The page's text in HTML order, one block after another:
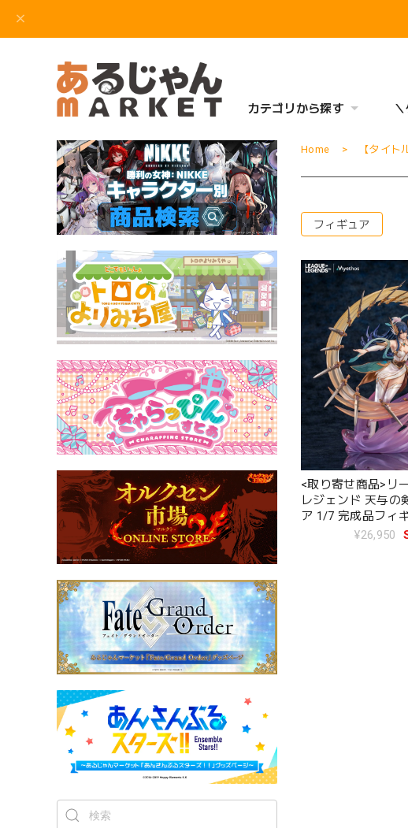
カテゴリから探す
Home 【タイト
フィギュア
<取り寄せ商品>リ
レジェンド 天与の
ア 1/7 完成品フィ
¥26,950